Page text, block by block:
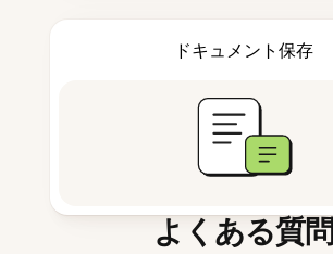
ドキュメント保存
よくある質問